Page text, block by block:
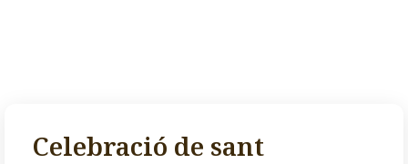
Celebració de sant